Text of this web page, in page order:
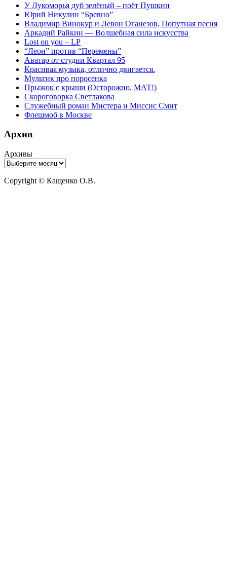
У Лукоморья дуб зелёный – поёт Пушкин
Юрий Никулин “Бревно”
Владимир Винокур и Левон Оганезов, Попутная песня
Аркадий Райкин — Волшебная сила искусства
Lost on you – LP
“Леон” против “Перемены”
Аватар от студии Квартал 95
Красивая музыка, отлично двигается.
Мультик про поросенка
Прыжок с крыши (Осторожно, МАТ!)
Скороговорка Светлакова
Служебный роман Мистера и Миссис Смит
Флешмоб в Москве
Архив
Архивы
Copyright © Кащенко О.В.